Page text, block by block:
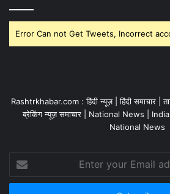
Error Can not Get Tweets, Incorrect
Rashtrkhabar.com : हिंदी न्यूज़ | हिंदी समाचार |
ब्रेकिंग न्यूज़ समाचार | National News |
National News
your
Email